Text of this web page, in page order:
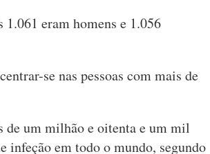
eram homens e 1.056
se nas pessoas com mais de
de um milhão e oitenta e um mil
infeção em todo o mundo, segundo